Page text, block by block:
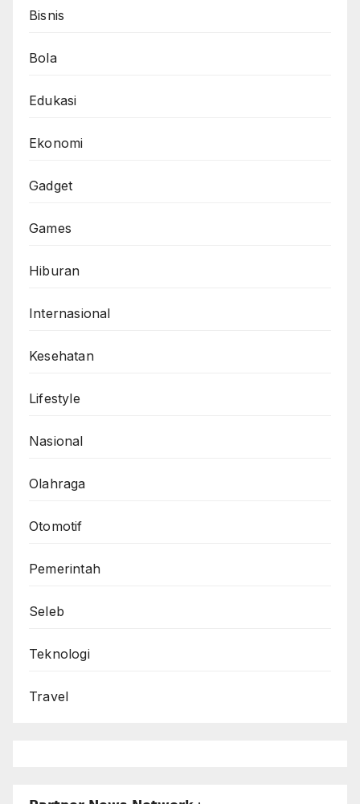
Bisnis
Bola
Edukasi
Ekonomi
Gadget
Games
Hiburan
Internasional
Kesehatan
Lifestyle
Nasional
Olahraga
Otomotif
Pemerintah
Seleb
Teknologi
Travel